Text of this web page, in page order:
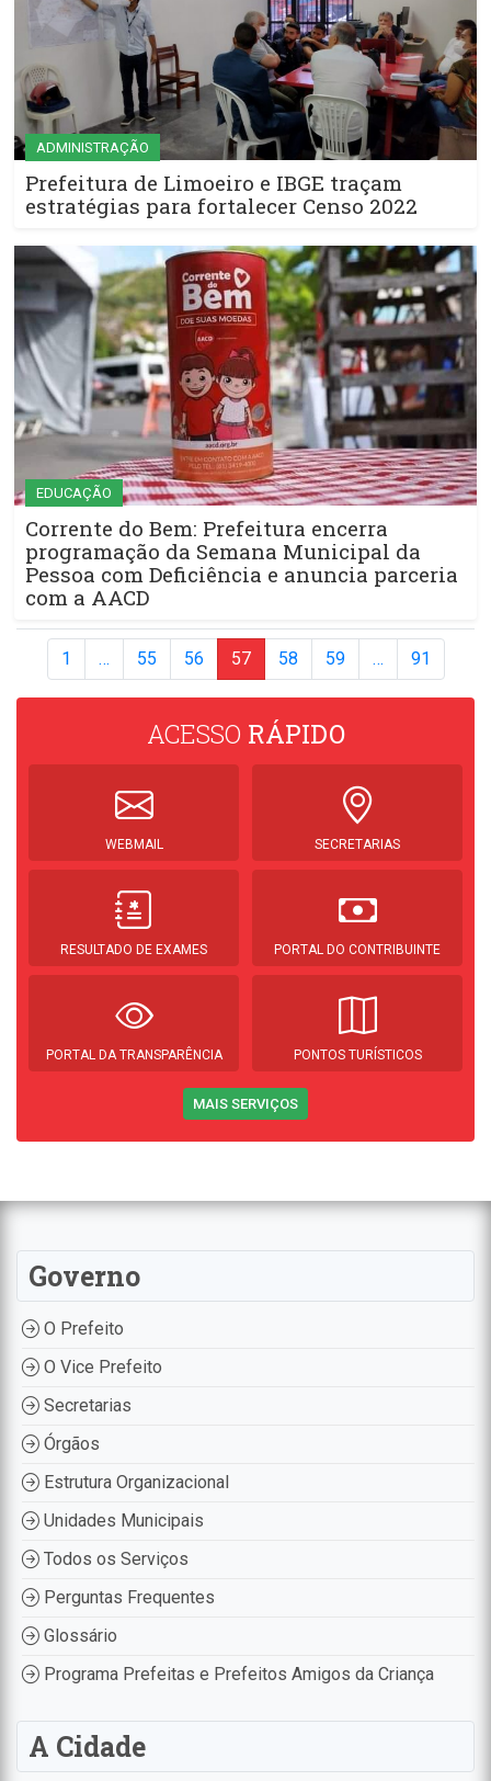
ADMINISTRAÇÃO
Prefeitura de Limoeiro e IBGE traçam
estratégias para fortalecer Censo 2022
EDUCAÇÃO
Corrente do Bem: Prefeitura encerra
programação da Semana Municipal da
Pessoa com Deficiência e anuncia parceria
com a AACD
1 … 55 56 57 58 59 … 91
ACESSO RÁPIDO
WEBMAIL SECRETARIAS
RESULTADO DE EXAMES PORTAL DO CONTRIBUINTE
PORTAL DA TRANSPARÊNCIA PONTOS TURÍSTICOS
MAIS SERVIÇOS
Governo
O Prefeito
O Vice Prefeito
Secretarias
Órgãos
Estrutura Organizacional
Unidades Municipais
Todos os Serviços
Perguntas Frequentes
Glossário
Programa Prefeitas e Prefeitos Amigos da Criança
A Cidade